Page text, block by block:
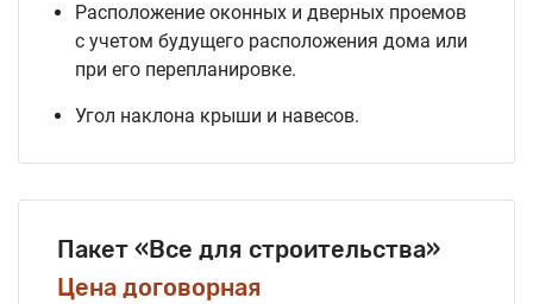
Расположение оконных и дверных проемов
с учетом будущего расположения дома или
при его перепланировке.
Угол наклона крыши и навесов.
Пакет «Все для строительства»
Цена договорная